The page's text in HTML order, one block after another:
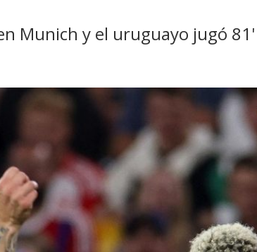
Munich y el uruguayo jugó 81'